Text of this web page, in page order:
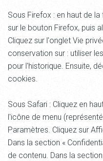
Sous Firefox : en haut de
sur le bouton Firefox, puis
Cliquez sur l'onglet Vie
conservation sur : utiliser
pour l'historique. Ensuite,
cookies.
Sous Safari : Cliquez en
l'icône de menu
Paramètres. Cliquez sur
Dans la section «
de contenu. Dans la